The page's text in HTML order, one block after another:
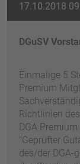
17.10.2018
DGuSV
Einmalige 5
Premium
Richtlinien
DGA
"Geprüfter
des/der DGA-